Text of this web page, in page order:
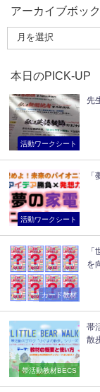
アーカイブボッ
本日のPICK-UP
活動ワークシート
先
活動ワークシート
カード教材
を
帯活動教材BECS
帯
散